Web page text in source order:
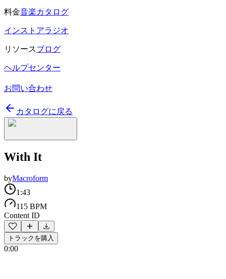
料金音楽カタログ
インストアラジオ
リソースブログ
ヘルプセンター
お問い合わせ
カタログに戻る
With It
byMacroform
1:43
115 BPM
Content ID
トラックを購入
0:00